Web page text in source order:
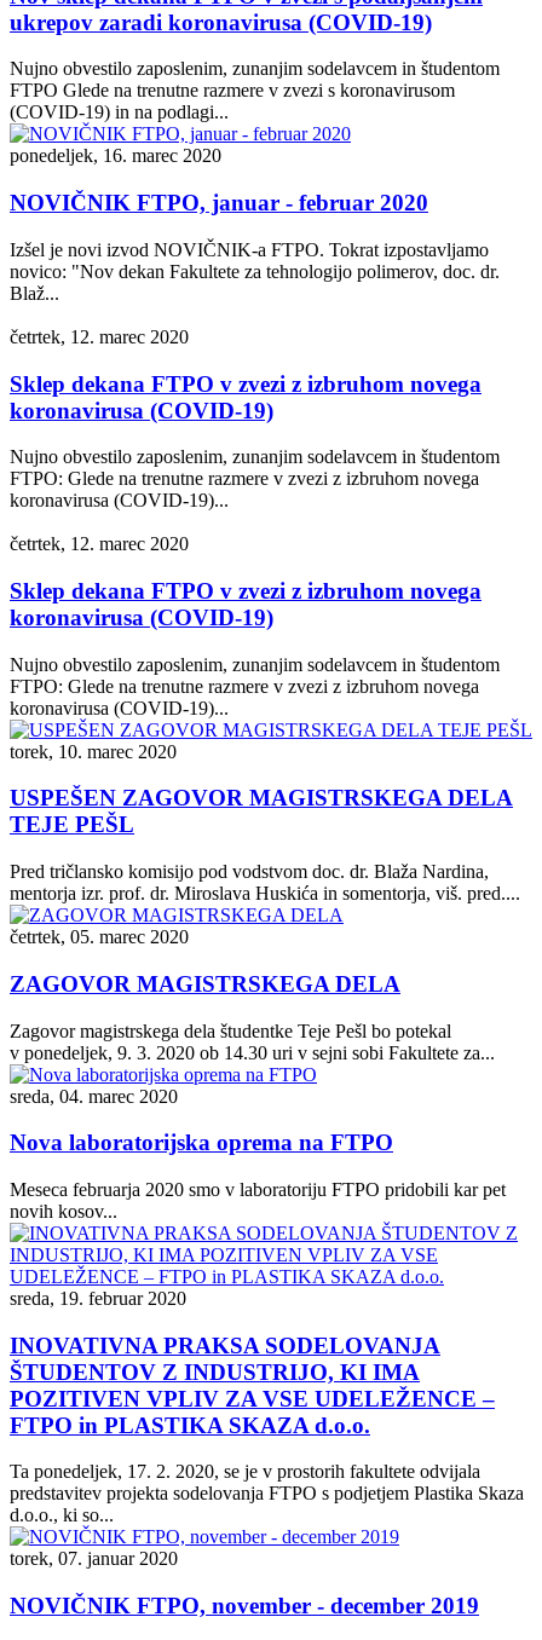
ukrepov zaradi koronavirusa (COVID-19)
Nujno obvestilo zaposlenim, zunanjim sodelavcem in študentom
FTPO Glede na trenutne razmere v zvezi s koronavirusom
(COVID-19) in na podlagi...
ponedeljek, 16. marec 2020
NOVIČNIK FTPO, januar - februar 2020
Izšel je novi izvod NOVIČNIK-a FTPO. Tokrat izpostavljamo
novico: "Nov dekan Fakultete za tehnologijo polimerov, doc. dr.
Blaž...
četrtek, 12. marec 2020
Sklep dekana FTPO v zvezi z izbruhom novega
koronavirusa (COVID-19)
Nujno obvestilo zaposlenim, zunanjim sodelavcem in študentom
FTPO: Glede na trenutne razmere v zvezi z izbruhom novega
koronavirusa (COVID-19)...
četrtek, 12. marec 2020
Sklep dekana FTPO v zvezi z izbruhom novega
koronavirusa (COVID-19)
Nujno obvestilo zaposlenim, zunanjim sodelavcem in študentom
FTPO: Glede na trenutne razmere v zvezi z izbruhom novega
koronavirusa (COVID-19)...
torek, 10. marec 2020
USPEŠEN ZAGOVOR MAGISTRSKEGA DELA
TEJE PEŠL
Pred tričlansko komisijo pod vodstvom doc. dr. Blaža Nardina,
mentorja izr. prof. dr. Miroslava Huskića in somentorja, viš. pred....
četrtek, 05. marec 2020
ZAGOVOR MAGISTRSKEGA DELA
Zagovor magistrskega dela študentke Teje Pešl bo potekal
v ponedeljek, 9. 3. 2020 ob 14.30 uri v sejni sobi Fakultete za...
sreda, 04. marec 2020
Nova laboratorijska oprema na FTPO
Meseca februarja 2020 smo v laboratoriju FTPO pridobili kar pet
novih kosov...
sreda, 19. februar 2020
INOVATIVNA PRAKSA SODELOVANJA
ŠTUDENTOV Z INDUSTRIJO, KI IMA
POZITIVEN VPLIV ZA VSE UDELEŽENCE –
FTPO in PLASTIKA SKAZA d.o.o.
Ta ponedeljek, 17. 2. 2020, se je v prostorih fakultete odvijala
predstavitev projekta sodelovanja FTPO s podjetjem Plastika Skaza
d.o.o., ki so...
torek, 07. januar 2020
NOVIČNIK FTPO, november - december 2019